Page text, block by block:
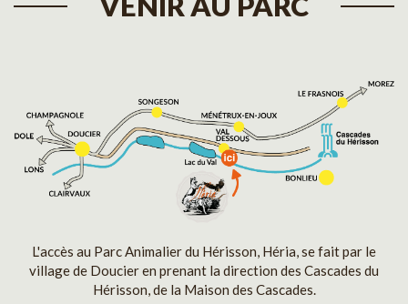
L'accès au Parc Animalier du Hérisson, Héria, se fait par le
village de Doucier en prenant la direction des Cascades du
Hérisson, de la Maison des Cascades.